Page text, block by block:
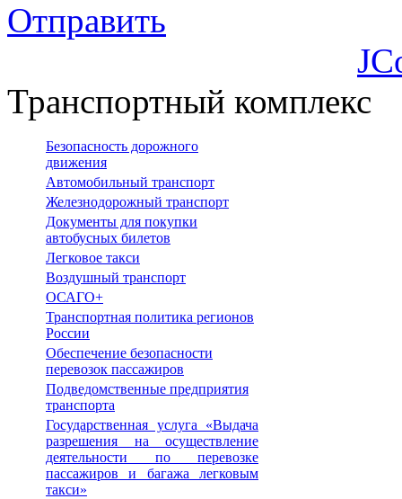
Отправить
Транспортный комплекс
Безопасность дорожного
движения
Автомобильный транспорт
Железнодорожный транспорт
Документы для покупки
автобусных билетов
Легковое такси
Воздушный транспорт
ОСАГО+
Транспортная политика регионов
России
Обеспечение безопасности
перевозок пассажиров
Подведомственные предприятия
транспорта
Государственная услуга «Выдача
разрешения на осуществление
деятельности по перевозке
пассажиров и багажа легковым
такси»